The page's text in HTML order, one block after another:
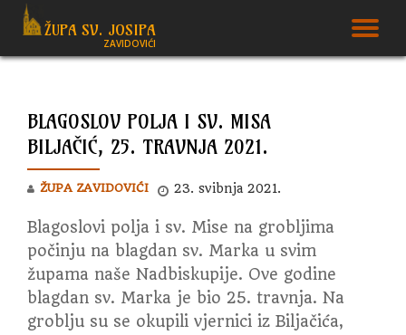
to
ŽUPA SV. JOSIPA
ZAVIDOVIĆI
BLAGOSLOV POLJA I SV. MISA
BILJAČIĆ, 25. TRAVNJA 2021.
ŽUPA ZAVIDOVIĆI 23. svibnja 2021.
Blagoslovi polja i sv. Mise na grobljima
počinju na blagdan sv. Marka u svim
župama naše Nadbiskupije. Ove godine
blagdan sv. Marka je bio 25. travnja. Na
groblju su se okupili vjernici iz Biljačića,